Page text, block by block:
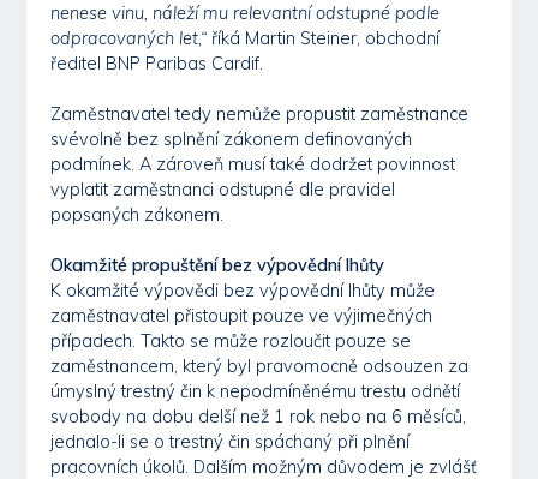
nenese vinu, náleží mu relevantní odstupné podle
odpracovaných let,“ říká Martin Steiner, obchodní
ředitel BNP Paribas Cardif.
Zaměstnavatel tedy nemůže propustit zaměstnance
svévolně bez splnění zákonem definovaných
podmínek. A zároveň musí také dodržet povinnost
vyplatit zaměstnanci odstupné dle pravidel
popsaných zákonem.
Okamžité propuštění bez výpovědní lhůty
K okamžité výpovědi bez výpovědní lhůty může
zaměstnavatel přistoupit pouze ve výjimečných
případech. Takto se může rozloučit pouze se
zaměstnancem, který byl pravomocně odsouzen za
úmyslný trestný čin k nepodmíněnému trestu odnětí
svobody na dobu delší než 1 rok nebo na 6 měsíců,
jednalo-li se o trestný čin spáchaný při plnění
pracovních úkolů. Dalším možným důvodem je zvlášť